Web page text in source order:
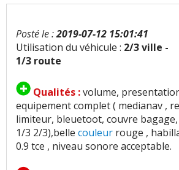
Posté le :2019-07-12 15:01:41
Utilisation du véhicule : 2/3 ville -
1/3 route
Qualités :volume,
equipement complet ( medianav ,
limiteur, bleuetoot, couvre
1/3 2/3),belle couleur rouge ,
0.9 tce , niveau sonore acceptable.